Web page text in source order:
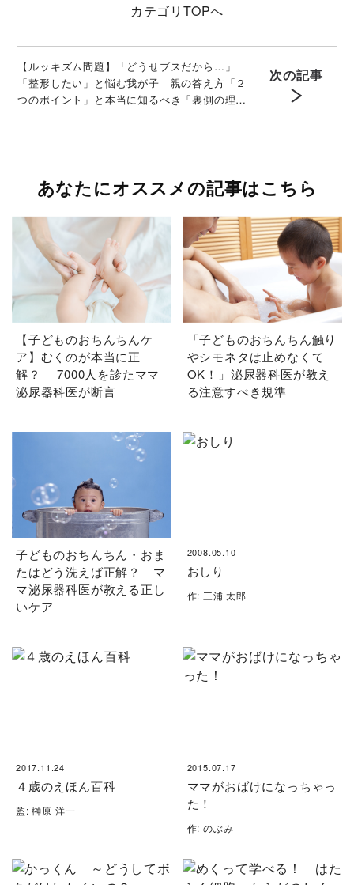
カテゴリ TOPへ
【ルッキズム問題】「どうせブスだから…」
「整形したい」と悩む我が子 親の答え方「２
つのポイント」と本当に知るべき「裏側の理
由」
次の記事
あなたにオススメの記事はこちら
【子どものおちんちんケ
ア】むくのが本当に正
解？ 7000人を診たママ
泌尿器科医が断言
「子どものおちんちん触り
やシモネタは止めなくて
OK！」泌尿器科医が教え
る注意すべき規準
子どものおちんちん・おま
たはどう洗えば正解？ マ
マ泌尿器科医が教える正し
いケア
2008.05.10
おしり
作: 三浦 太郎
2017.11.24
４歳のえほん百科
監: 榊原 洋一
2015.07.17
ママがおばけになっちゃっ
た！
作: のぶみ